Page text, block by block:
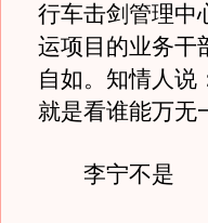
行车击剑管理中
运项目的业务干
自如。知情人说
就是看谁能万无
李宁不是